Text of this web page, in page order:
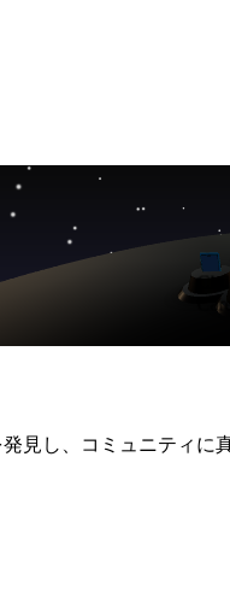
Ckd
Care
見し、コミュニティに